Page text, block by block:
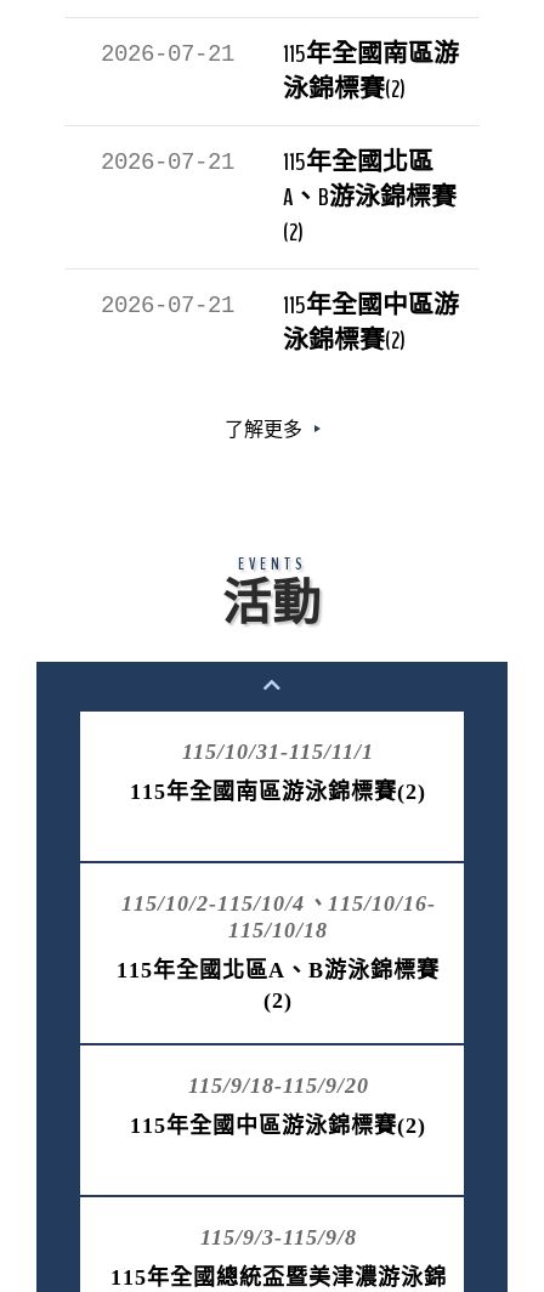
2026-07-21
115年全國南區游
泳錦標賽(2)
2026-07-21
115年全國北區
A、B游泳錦標賽
(2)
2026-07-21
115年全國中區游
泳錦標賽(2)
了解更多
EVENTS
活動
115/10/31-115/11/1
115年全國南區游泳錦標賽(2)
115/10/2-115/10/4、115/10/16-
115/10/18
115年全國北區A、B游泳錦標賽
(2)
115/9/18-115/9/20
115年全國中區游泳錦標賽(2)
115/9/3-115/9/8
115年全國總統盃暨美津濃游泳錦